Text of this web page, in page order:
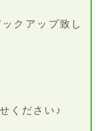
クアップ致し
ください♪